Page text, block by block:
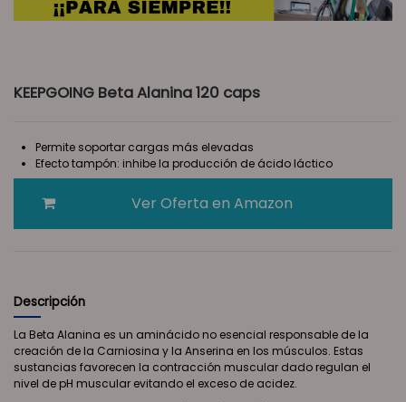
KEEPGOING Beta Alanina 120 caps
Permite soportar cargas más elevadas
Efecto tampón: inhibe la producción de ácido láctico
Ver Oferta en Amazon
Descripción
La Beta Alanina es un aminácido no esencial responsable de la
creación de la Carniosina y la Anserina en los músculos. Estas
sustancias favorecen la contracción muscular dado regulan el
nivel de pH muscular evitando el exceso de acidez.